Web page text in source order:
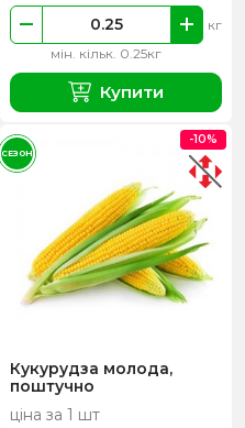
мін. кільк. 0.25кг
кг
Купити
Кукурудза молода,
поштучно
ціна за 1 шт
-10%
СЕЗОН